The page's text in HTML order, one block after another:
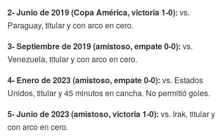
2- Junio de 2019 (Copa América, victoria 1-0): vs.
Paraguay, titular y con arco en cero.
3- Septiembre de 2019 (amistoso, empate 0-0): vs.
Venezuela, titular y con arco en cero.
4- Enero de 2023 (amistoso, empate 0-0): vs. Estados
Unidos, titular y 45 minutos en cancha. No permitió goles.
5- Junio de 2023 (amistoso, victoria 1-0): vs. Irak, titular y
con arco en cero.